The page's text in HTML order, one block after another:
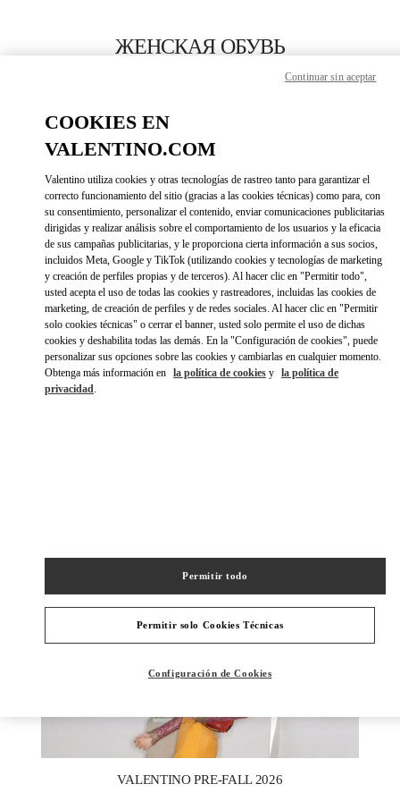
ЖЕНСКАЯ ОБУВЬ
ПОЗВОНИ СЕЙЧАС
DIRECCIONESLINK OPENS IN
Link Opens in New Tab
VALENTINO PRE-FALL 2026
COOKIES EN
VALENTINO.COM
Valentino utiliza cookies y otras tecnologías de rastreo tanto para garantizar el
correcto funcionamiento del sitio (gracias a las cookies técnicas) como para, con
su consentimiento, personalizar el contenido, enviar comunicaciones publicitarias
dirigidas y realizar análisis sobre el comportamiento de los usuarios y la eficacia
de sus campañas publicitarias, y le proporciona cierta información a sus socios,
incluidos Meta, Google y TikTok (utilizando cookies y tecnologías de marketing
y creación de perfiles propias y de terceros). Al hacer clic en "Permitir todo",
usted acepta el uso de todas las cookies y rastreadores, incluidas las cookies de
marketing, de creación de perfiles y de redes sociales. Al hacer clic en "Permitir
solo cookies técnicas" o cerrar el banner, usted solo permite el uso de dichas
cookies y deshabilita todas las demás. En la "Configuración de cookies", puede
personalizar sus opciones sobre las cookies y cambiarlas en cualquier momento.
Obtenga más información en la política de cookies y la política de
privacidad.
Permitir solo Cookies Técnicas
Permitir todo
Configuración de Cookies
Continuar sin aceptar